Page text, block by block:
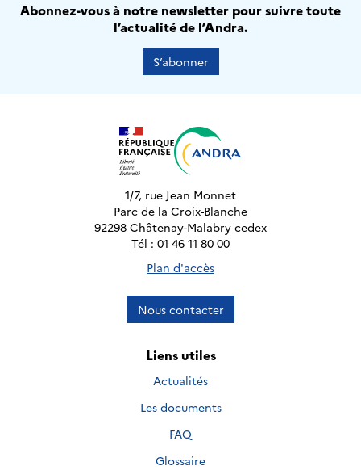
Abonnez-vous à notre newsletter pour suivre toute
l’actualité de l’Andra.
S’abonner
1/7, rue Jean Monnet
Parc de la Croix-Blanche
92298 Châtenay-Malabry cedex
Tél : 01 46 11 80 00
Plan d'accès
Nous contacter
Liens utiles
Actualités
Les documents
FAQ
Glossaire